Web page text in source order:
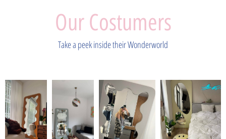
Our Costumers
Take a peek inside their Wonderworld